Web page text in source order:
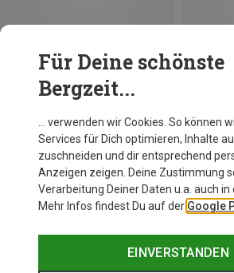
Du sparst 54%
Für Deine schönste
Bergzeit...
… verwenden wir Cookies. So können
Services für Dich optimieren, Inhalte
zuschneiden und dir entsprechend
Anzeigen zeigen. Deine Zustimmung
Verarbeitung Deiner Daten u.a. auch in
Mehr Infos findest Du auf der Google
EINVERSTANDEN